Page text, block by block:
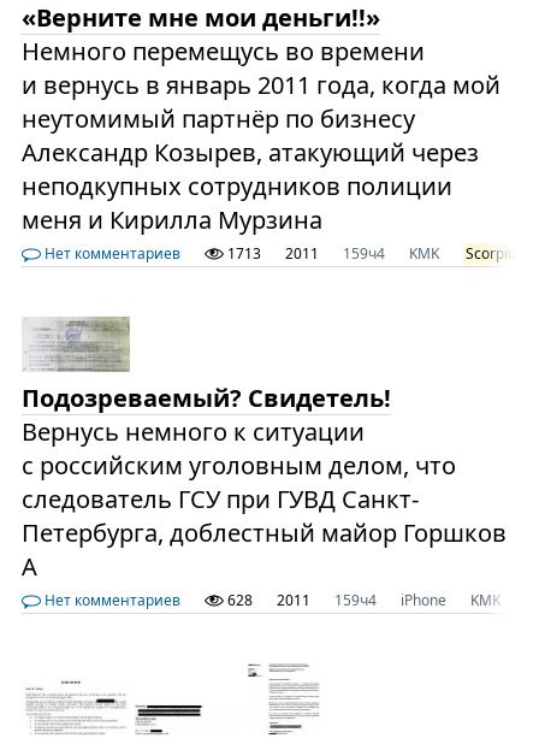
«Верните мне мои деньги!!»
Немного перемещусь во времени
и вернусь в январь 2011 года, когда мой
неутомимый партнёр по бизнесу
Александр Козырев, атакующий через
неподкупных сотрудников полиции
меня и Кирилла Мурзина
Нет комментариев 1713 2011 159ч4 KMK Scorpios33
Подозреваемый? Свидетель!
Вернусь немного к ситуации
с российским уголовным делом, что
следователь ГСУ при ГУВД Санкт-
Петербурга, доблестный майор Горшков
А
Нет комментариев 628 2011 159ч4 iPhone KMK